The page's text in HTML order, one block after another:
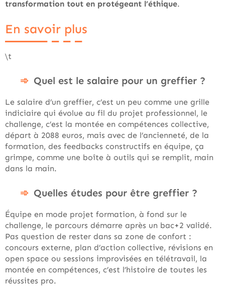
transformation tout en protégeant l’éthique.
En savoir plus
\t
Quel est le salaire pour un greffier ?
Le salaire d’un greffier, c’est un peu comme une grille
indiciaire qui évolue au fil du projet professionnel, le
challenge, c’est la montée en compétences collective,
départ à 2088 euros, mais avec de l’ancienneté, de la
formation, des feedbacks constructifs en équipe, ça
grimpe, comme une boîte à outils qui se remplit, main
dans la main.
Quelles études pour être greffier ?
Équipe en mode projet formation, à fond sur le
challenge, le parcours démarre après un bac+2 validé.
Pas question de rester dans sa zone de confort :
concours externe, plan d’action collective, révisions en
open space ou sessions improvisées en télétravail, la
montée en compétences, c’est l’histoire de toutes les
réussites pro.